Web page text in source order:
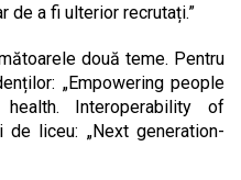
de a fi ulterior recrutați.”
două teme. Pentru
„Empowering people
Interoperability of
de liceu: „Next generation-